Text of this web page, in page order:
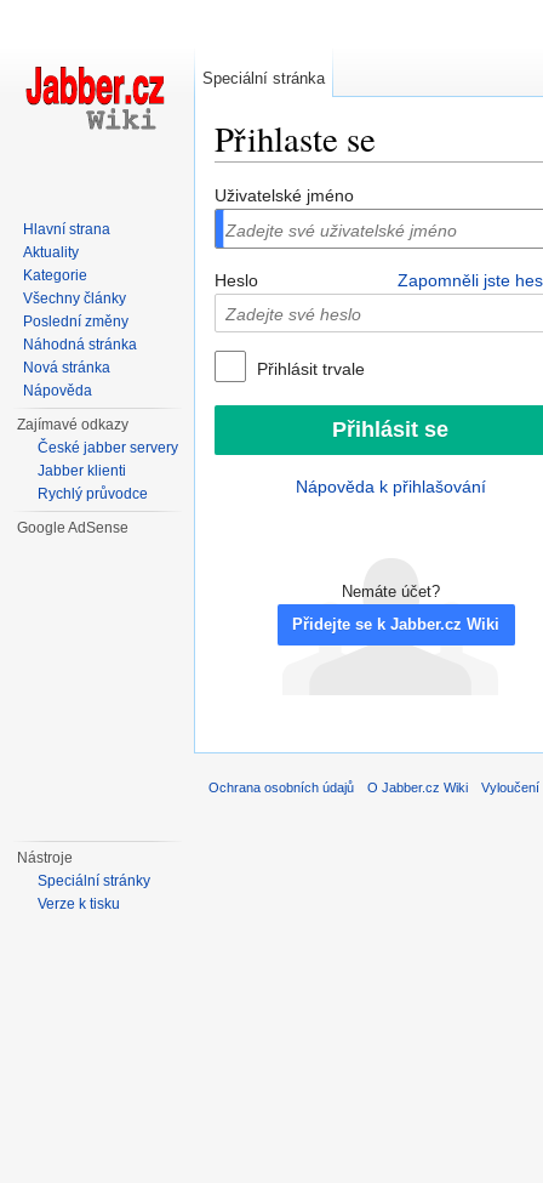
Přihlaste se
Uživatelské jméno
Heslo Zapomněli jste
Přihlásit trvale
Nápověda k přihlašování
Nemáte účet?
Přidejte se k Jabber.cz Wiki
Speciální stránka
Hlavní strana
Aktuality
Kategorie
Všechny články
Poslední změny
Náhodná stránka
Nová stránka
Nápověda
Zajímavé odkazy
České jabber servery
Jabber klienti
Rychlý průvodce
Google AdSense
Nástroje
Speciální stránky
Verze k tisku
Ochrana osobních údajů O Jabber.cz Wiki Vyloučení